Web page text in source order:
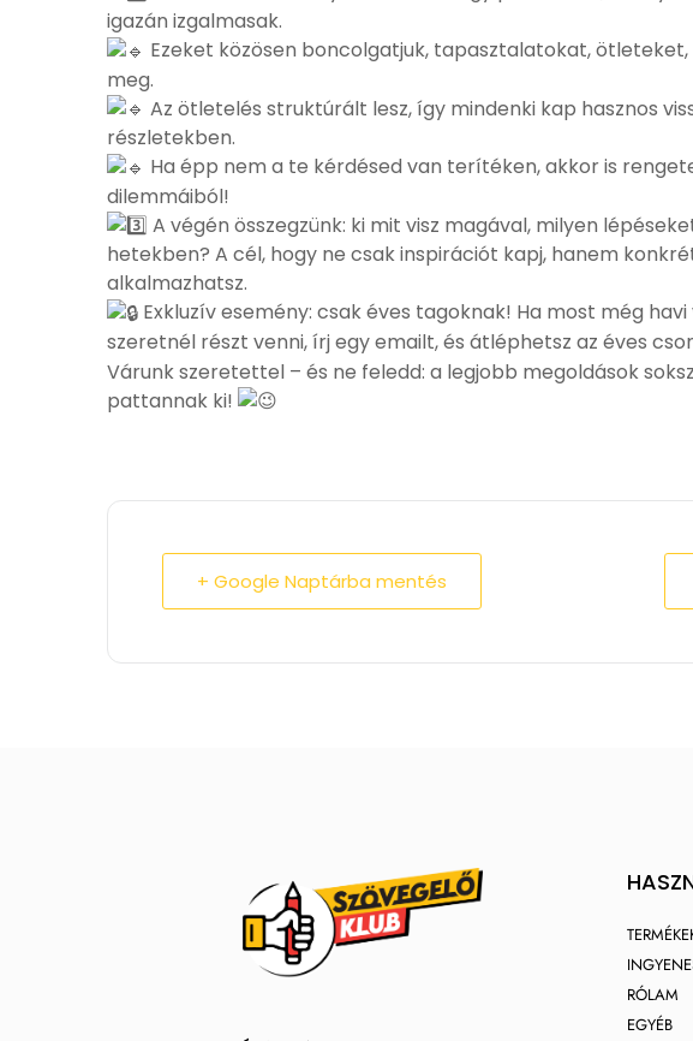
igazán izgalmasak.
Ezeket közösen boncolgatjuk, tapasztalatokat,
meg.
Az ötletelés struktúrált lesz, így mindenki kap hasznos
részletekben.
Ha épp nem a te kérdésed van terítéken, akkor is
dilemmáiból!
A végén összegzünk: ki mit visz magával, milyen
hetekben? A cél, hogy ne csak inspirációt kapj, hanem
alkalmazhatsz.
Exkluzív esemény: csak éves tagoknak! Ha most még
szeretnél részt venni, írj egy emailt, és átléphetsz az éves
Várunk szeretettel – és ne feledd: a legjobb megoldások
pattannak ki!
+ Google Naptárba mentés
RÓLAM
EGYÉB